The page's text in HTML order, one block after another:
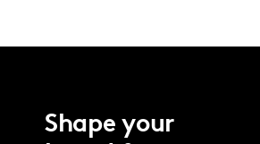
Shape your